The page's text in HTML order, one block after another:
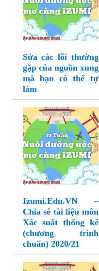
Sửa các lỗi thường
gặp của nguồn xung
mà bạn có thể tự
làm
Izumi.Edu.VN –
Chia sẻ tài liệu môn
Xác suất thống kê
(chương trình
chuẩn) 2020/21